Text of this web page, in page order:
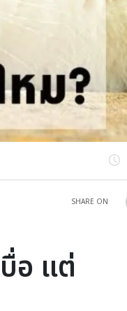
SHARE ON
อ แต่